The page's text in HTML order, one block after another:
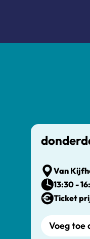
Van
13:30 -
Ticket
Voeg toe